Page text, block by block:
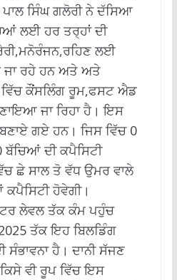
ਸਿੰਘ ਗਲੋਰੀ ਨੇ ਦੱਸਿਆ
ਲਈ ਹਰ ਤਰ੍ਹਾਂ ਦੀ
ਲਈ
ਰਹੇ ਹਨ ਅਤੇ ਅਤੇ
ਕੌਂਸਲਿੰਗ ਰੂਮ,ਫਸਟ ਐਡ
ਜਾ ਰਿਹਾ ਹੈ। ਇਸ
ਗਏ ਹਨ। ਜਿਸ ਵਿੱਚ 0
ਦੀ ਕਪੈਸਿਟੀ
ਛੇ ਸਾਲ ਤੋ ਵੱਧ ਉਮਰ ਵਾਲੇ
ਹੋਵੇਗੀ।
ਲੇਵਲ ਤੱਕ ਕੰਮ ਪਹੁੰਚ
ਤੱਕ ਇਹ ਬਿਲਡਿੰਗ
ਸੰਭਾਵਨਾ ਹੈ। ਦਾਨੀ ਸੱਜਣ
ਵੀ ਰੂਪ ਵਿੱਚ ਇਸ